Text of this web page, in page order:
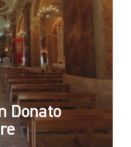
Donato